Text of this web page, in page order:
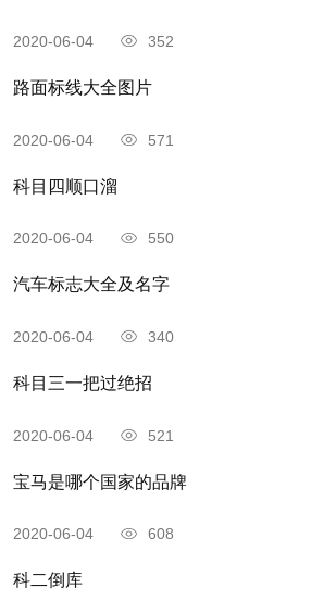
2020-06-04 352
路面标线大全图片
2020-06-04 571
科目四顺口溜
2020-06-04 550
汽车标志大全及名字
2020-06-04 340
科目三一把过绝招
2020-06-04 521
宝马是哪个国家的品牌
2020-06-04 608
科二倒库